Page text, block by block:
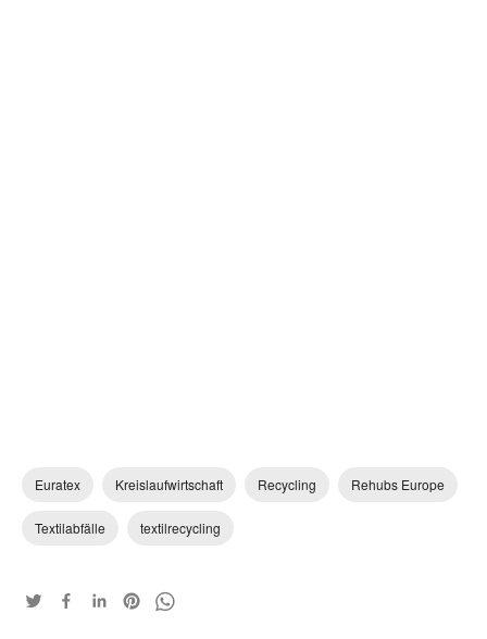
Euratex Kreislaufwirtschaft Recycling Rehubs Europe
Textilabfälle textilrecycling